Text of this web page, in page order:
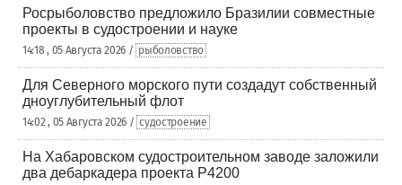
Росрыболовство предложило Бразилии совместные
проекты в судостроении и науке
14:18 , 05 Августа 2026 / рыболовство
Для Северного морского пути создадут собственный
дноуглубительный флот
14:02 , 05 Августа 2026 / судостроение
На Хабаровском судостроительном заводе заложили
два дебаркадера проекта Р4200